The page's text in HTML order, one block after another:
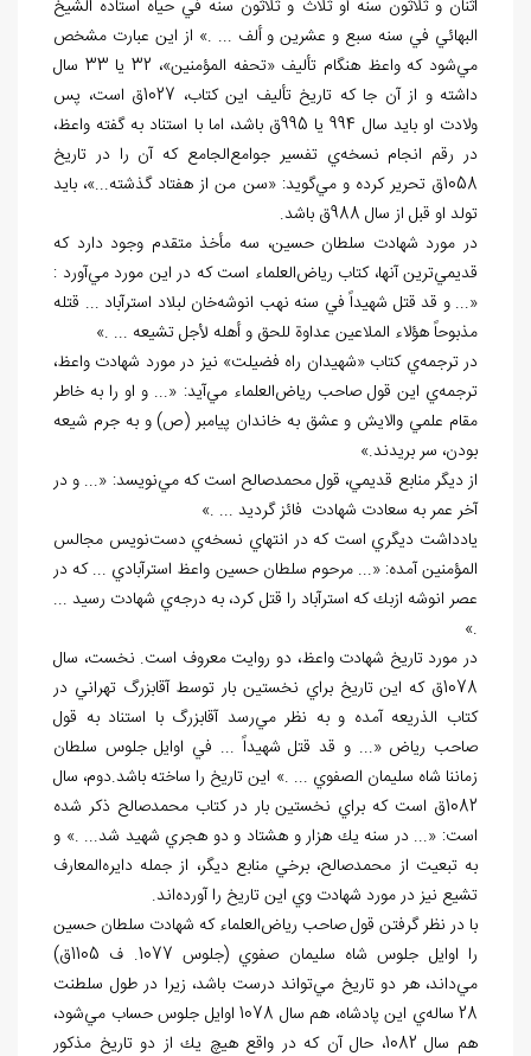
اثنان و ثلاثون سنه أو ثلاث و ثلاثون سنه في حياه استاده الشيخ
البهائي في سنه سبع و عشرين و ألف ... .» از اين عبارت مشخص
مي
شود كه واعظ هنگام تأليف «تحفه المؤمنين»، 32 يا 33 سال
داشته و از آن جا كه تاريخ تأليف اين كتاب، 1027ق است، پس
ولادت او بايد سال 994 يا 995ق باشد، اما با استناد به گفته واعظ،
در رقم انجام نسخهي تفسير جوامعالجامع كه آن را در تاريخ
1058ق تحرير كرده و مي
گويد: «سن من از هفتاد گذشته...»، بايد
تولد او قبل از سال 988ق باشد.
در مورد شهادت سلطان حسين، سه مأخذ متقدم وجود دارد كه
قديميترين آن‏ها، كتاب رياضالعلماء است كه در اين مورد ميآورد :
«... و قد قتل شهيداً في سنه نهب انوشهخان لبلاد استرآباد ... قتله
مذبوحاً هؤلاء الملاعين عداوة للحق و أهله لأجل تشيعه ... .»
در ترجمهي كتاب «شهيدان راه فضيلت» نيز در مورد شهادت واعظ،
ترجمهي اين قول صاحب رياضالعلماء ميآيد: «... و او را به خاطر
مقام علمي والايش و عشق به خاندان پيامبر (ص) و به جرم شيعه
بودن، سر بريدند.»
از ديگر منابع قديمي، قول محمدصالح است كه مينويسد: «... و در
آخر عمر به سعادت شهادت فائز گرديد ... .»
يادداشت ديگري است كه در انتهاي نسخهي دستنويس مجالس
المؤمنين آمده: «... مرحوم سلطان حسين واعظ استرآبادي ... كه در
عصر انوشه ازبك كه استرآباد را قتل كرد، به درجهي شهادت رسيد ...
.»
در مورد تاريخ شهادت واعظ، دو روايت معروف است. نخست، سال
1078ق كه اين تاريخ براي نخستين بار توسط آقابزرگ تهراني در
كتاب الذريعه آمده و به نظر ميرسد آقابزرگ با استناد به قول
صاحب رياض «... و قد قتل شهيداً ... في اوايل جلوس سلطان
زماننا شاه سليمان الصفوي ... .» اين تاريخ را ساخته باشد.دوم، سال
1082ق است كه براي نخستين بار در كتاب محمدصالح ذكر شده
است: «... در سنه يك هزار و هشتاد و دو هجري شهيد شد... .» و
به تبعيت از محمدصالح، برخي منابع ديگر، از جمله دايرهالمعارف
تشيع نيز در مورد شهادت وي اين تاريخ را آوردهاند.
با در نظر گرفتن قول صاحب رياضالعلماء كه شهادت سلطان حسين
را اوايل جلوس شاه سليمان صفوي (جلوس 1077. ف 1105ق)
ميداند، هر دو تاريخ ميتواند درست باشد، زيرا در طول سلطنت
28 ساله
ي اين پادشاه، هم سال 1078 اوايل جلوس حساب مي
شود،
هم سال 1082، حال آن
كه در واقع هيچ يك از دو تاريخ مذكور